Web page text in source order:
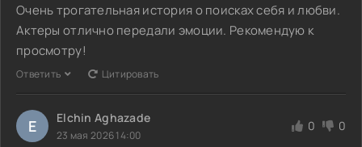
Очень трогательная история о поисках себя и любви.
Актеры отлично передали эмоции. Рекомендую к
просмотру!
Ответить Цитировать
E Elchin Aghazade
23 мая 2026 14:00
0 0